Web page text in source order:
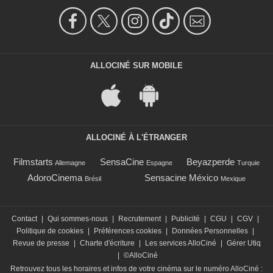
ALLOCINÉ SUR MOBILE
ALLOCINÉ À L'ÉTRANGER
Filmstarts Allemagne SensaCine Espagne Beyazperde Turquie
AdoroCinema Brésil Sensacine México Mexique
Contact Qui sommes-nous Recrutement Publicité CGU CGV
Politique de cookies
Préférences cookies Données Personnelles
Revue de presse
Charte d'écriture Les services AlloCiné
Gérer Utiq
©AlloCiné
Retrouvez tous les horaires et infos de votre cinéma sur le numéro AlloCiné :